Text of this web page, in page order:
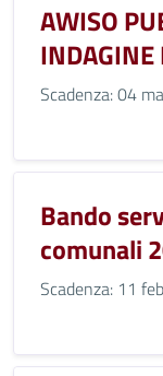
AWISO
INDAGINE
Scadenza: 04
Bando
comunali
Scadenza: 11